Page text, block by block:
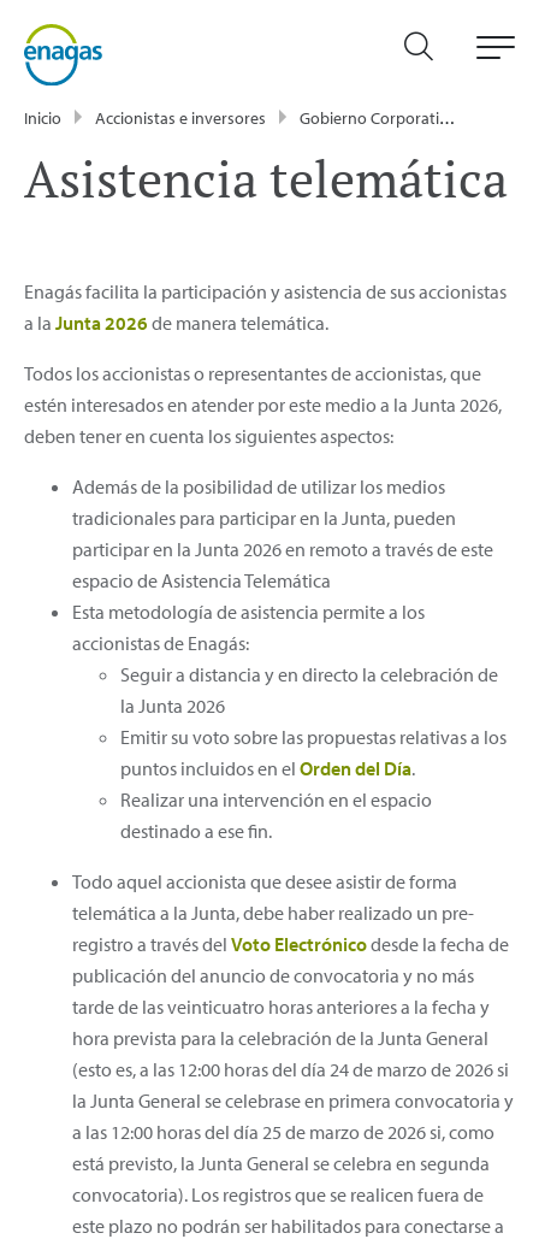
Inicio Accionistas e inversores Gobierno Corporativo
Asistencia telemática
Enagás facilita la participación y asistencia de sus accionistas
a la Junta 2026 de manera telemática.
Todos los accionistas o representantes de accionistas, que
estén interesados en atender por este medio a la Junta 2026,
deben tener en cuenta los siguientes aspectos:
Además de la posibilidad de utilizar los medios
tradicionales para participar en la Junta, pueden
participar en la Junta 2026 en remoto a través de este
espacio de Asistencia Telemática
Esta metodología de asistencia permite a los
accionistas de Enagás:
Seguir a distancia y en directo la celebración de
la Junta 2026
Emitir su voto sobre las propuestas relativas a los
puntos incluidos en el Orden del Día.
Realizar una intervención en el espacio
destinado a ese fin.
Todo aquel accionista que desee asistir de forma
telemática a la Junta, debe haber realizado un pre-
registro a través del Voto Electrónicodesde la fecha de
publicación del anuncio de convocatoria y no más
tarde de las veinticuatro horas anteriores a la fecha y
hora prevista para la celebración de la Junta General
(esto es, a las 12:00 horas del día 24 de marzo de 2026 si
la Junta General se celebrase en primera convocatoria y
a las 12:00 horas del día 25 de marzo de 2026 si, como
está previsto, la Junta General se celebra en segunda
convocatoria). Los registros que se realicen fuera de
este plazo no podrán ser habilitados para conectarse a